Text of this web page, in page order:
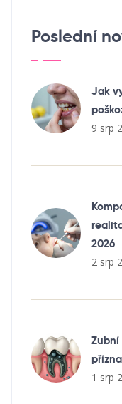
Poslední
Jak
9 srp
2026
2 srp
Zubní
1 srp